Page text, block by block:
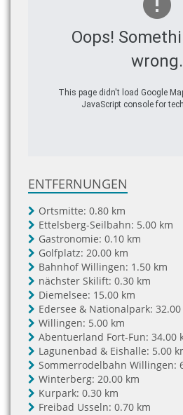
Oops!
wrong.
This page didn't load Google
JavaScript console for
ENTFERNUNGEN
Ortsmitte: 0.80 km
Ettelsberg-Seilbahn: 5.00 km
Gastronomie: 0.10 km
Golfplatz: 20.00 km
Bahnhof Willingen: 1.50 km
nächster Skilift: 0.30 km
Diemelsee: 15.00 km
Edersee & Nationalpark:
Willingen: 5.00 km
Abentuerland Fort-Fun: 34.00
Lagunenbad & Eishalle: 5.00
Sommerrodelbahn Willingen:
Winterberg: 20.00 km
Kurpark: 0.30 km
Freibad Usseln: 0.70 km